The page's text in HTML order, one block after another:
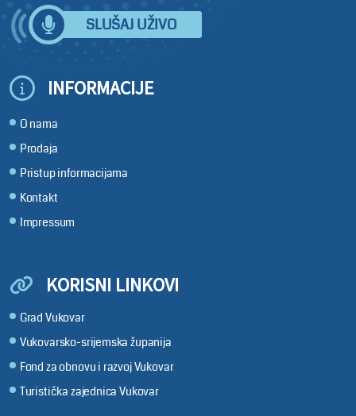
SLUŠAJ UŽIVO
INFORMACIJE
O nama
Prodaja
Pristup informacijama
Kontakt
Impressum
KORISNI LINKOVI
Grad Vukovar
Vukovarsko-srijemska županija
Fond za obnovu i razvoj Vukovar
Turistička zajednica Vukovar